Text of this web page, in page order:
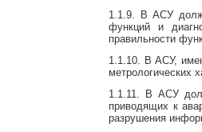
1.1.9. В АСУ
функций и
правильности
1.1.10. В АСУ,
метрологических
1.1.11. В АСУ
приводящих к
разрушения